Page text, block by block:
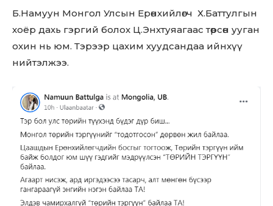
Б.Намуун Монгол Улсын Ерөнхийлөгч Х.Баттулгын
хоёр дахь гэргий болох Ц.Энхтуяагаас төрсөн ууган
охин нь юм. Тэрээр цахим хуудсандаа ийнхүү
нийтэлжээ.